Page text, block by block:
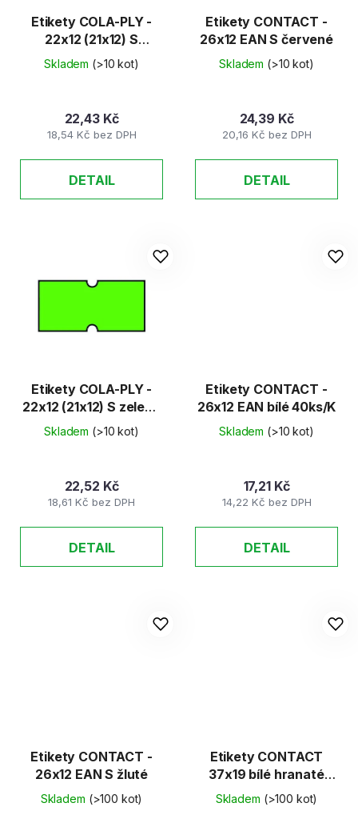
Etikety COLA-PLY -
22x12 (21x12) S
červené 48ks/K
Skladem (>10 kot)
18,54 Kč bez DPH
22,43 Kč
DETAIL
Etikety CONTACT -
26x12 EAN S červené
Skladem (>10 kot)
20,16 Kč bez DPH
24,39 Kč
DETAIL
Etikety COLA-PLY -
22x12 (21x12) S zelené
48ks/K
Skladem (>10 kot)
18,61 Kč bez DPH
22,52 Kč
DETAIL
Etikety CONTACT -
26x12 EAN bílé 40ks/K
Skladem (>10 kot)
14,22 Kč bez DPH
17,21 Kč
DETAIL
Etikety CONTACT -
26x12 EAN S žluté
Skladem (>100 kot)
Etikety CONTACT
37x19 bílé hranaté
25ks/K
Skladem (>100 kot)